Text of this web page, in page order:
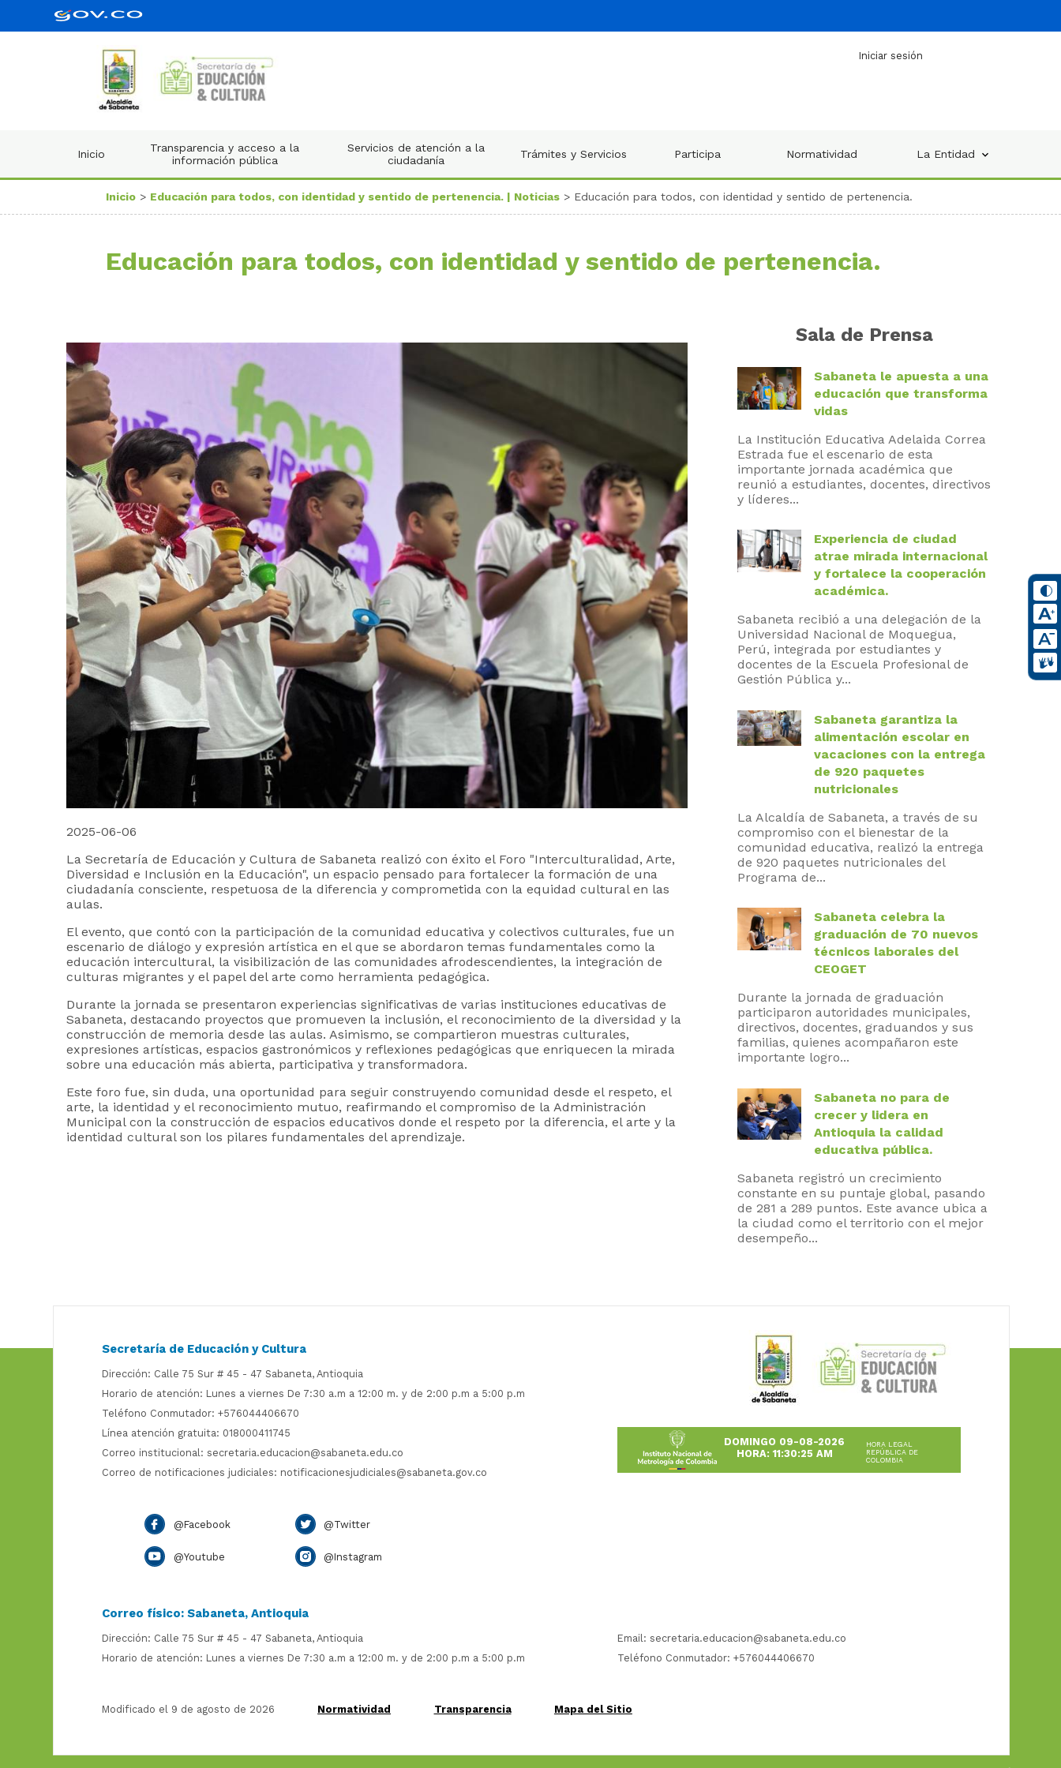
Iniciar sesión
Inicio
Transparencia y acceso a la
información pública
Servicios de atención a la
ciudadanía
Trámites y Servicios Participa Normatividad La Entidad
Inicio > Educación para todos, con identidad y sentido de pertenencia. | Noticias > Educación para todos, con identidad y sentido de pertenencia.
Educación para todos, con identidad y sentido de pertenencia.
2025-06-06
La Secretaría de Educación y Cultura de Sabaneta realizó con éxito el Foro "Interculturalidad, Arte,
Diversidad e Inclusión en la Educación", un espacio pensado para fortalecer la formación de una
ciudadanía consciente, respetuosa de la diferencia y comprometida con la equidad cultural en las
aulas.
El evento, que contó con la participación de la comunidad educativa y colectivos culturales, fue un
escenario de diálogo y expresión artística en el que se abordaron temas fundamentales como la
educación intercultural, la visibilización de las comunidades afrodescendientes, la integración de
culturas migrantes y el papel del arte como herramienta pedagógica.
Durante la jornada se presentaron experiencias significativas de varias instituciones educativas de
Sabaneta, destacando proyectos que promueven la inclusión, el reconocimiento de la diversidad y la
construcción de memoria desde las aulas. Asimismo, se compartieron muestras culturales,
expresiones artísticas, espacios gastronómicos y reflexiones pedagógicas que enriquecen la mirada
sobre una educación más abierta, participativa y transformadora.
Este foro fue, sin duda, una oportunidad para seguir construyendo comunidad desde el respeto, el
arte, la identidad y el reconocimiento mutuo, reafirmando el compromiso de la Administración
Municipal con la construcción de espacios educativos donde el respeto por la diferencia, el arte y la
identidad cultural son los pilares fundamentales del aprendizaje.
Sala de Prensa
Sabaneta le apuesta a una
educación que transforma
vidas
La Institución Educativa Adelaida Correa
Estrada fue el escenario de esta
importante jornada académica que
reunió a estudiantes, docentes, directivos
y líderes...
Experiencia de ciudad
atrae mirada internacional
y fortalece la cooperación
académica.
Sabaneta recibió a una delegación de la
Universidad Nacional de Moquegua,
Perú, integrada por estudiantes y
docentes de la Escuela Profesional de
Gestión Pública y...
Sabaneta garantiza la
alimentación escolar en
vacaciones con la entrega
de 920 paquetes
nutricionales
La Alcaldía de Sabaneta, a través de su
compromiso con el bienestar de la
comunidad educativa, realizó la entrega
de 920 paquetes nutricionales del
Programa de...
Sabaneta celebra la
graduación de 70 nuevos
técnicos laborales del
CEOGET
Durante la jornada de graduación
participaron autoridades municipales,
directivos, docentes, graduandos y sus
familias, quienes acompañaron este
importante logro...
Sabaneta no para de
crecer y lidera en
Antioquia la calidad
educativa pública.
Sabaneta registró un crecimiento
constante en su puntaje global, pasando
de 281 a 289 puntos. Este avance ubica a
la ciudad como el territorio con el mejor
desempeño...
Secretaría de Educación y Cultura
Dirección: Calle 75 Sur # 45 - 47 Sabaneta, Antioquia
Horario de atención: Lunes a viernes De 7:30 a.m a 12:00 m. y de 2:00 p.m a 5:00 p.m
Teléfono Conmutador: +576044406670
Línea atención gratuita: 018000411745
Correo institucional: secretaria.educacion@sabaneta.edu.co
Correo de notificaciones judiciales: notificacionesjudiciales@sabaneta.gov.co
DOMINGO 09-08-2026
HORA: 11:30:26 AM
HORA LEGAL
REPÚBLICA DE
COLOMBIA
@Facebook @Twitter
@Youtube @Instagram
Correo físico: Sabaneta, Antioquia
Dirección: Calle 75 Sur # 45 - 47 Sabaneta, Antioquia
Horario de atención: Lunes a viernes De 7:30 a.m a 12:00 m. y de 2:00 p.m a 5:00 p.m
Email: secretaria.educacion@sabaneta.edu.co
Teléfono Conmutador: +576044406670
Modificado el 9 de agosto de 2026 Normatividad Transparencia Mapa del Sitio